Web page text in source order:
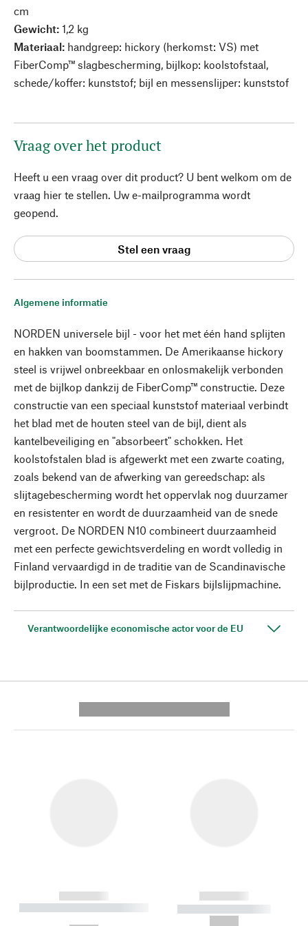
Algemene informatie
NORDEN universele bijl - voor het met één hand splijten
en hakken van boomstammen. De Amerikaanse hickory
steel is vrijwel onbreekbaar en onlosmakelijk verbonden
met de bijlkop dankzij de FiberComp™ constructie. Deze
constructie van een speciaal kunststof materiaal verbindt
het blad met de houten steel van de bijl, dient als
kantelbeveiliging en "absorbeert" schokken. Het
koolstofstalen blad is afgewerkt met een zwarte coating,
zoals bekend van de afwerking van gereedschap: als
slijtagebescherming wordt het oppervlak nog duurzamer
en resistenter en wordt de duurzaamheid van de snede
vergroot. De NORDEN N10 combineert duurzaamheid
met een perfecte gewichtsverdeling en wordt volledig in
Finland vervaardigd in de traditie van de Scandinavische
bijlproductie. In een set met de Fiskars bijlslijpmachine.
Verantwoordelijke economische actor voor de EU
cm
Gewicht: 1,2 kg
Materiaal: handgreep: hickory (herkomst: VS) met
FiberComp™ slagbescherming, bijlkop: koolstofstaal,
schede/koffer: kunststof; bijl en messenslijper: kunststof
Vraag over het product
Heeft u een vraag over dit product? U bent welkom om de
vraag hier te stellen. Uw e-mailprogramma wordt
geopend.
Stel een vraag
------------
----------- ----------- --------
------------
----------- -----------